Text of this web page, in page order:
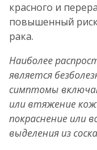
красного и
повышенный риск
рака.
Наиболее
является
симптомы
или втяжение
покраснение или
выделения из